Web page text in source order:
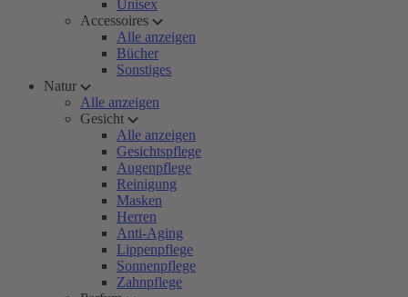
Unisex
Accessoires
Alle anzeigen
Bücher
Sonstiges
Natur
Alle anzeigen
Gesicht
Alle anzeigen
Gesichtspflege
Augenpflege
Reinigung
Masken
Herren
Anti-Aging
Lippenpflege
Sonnenpflege
Zahnpflege